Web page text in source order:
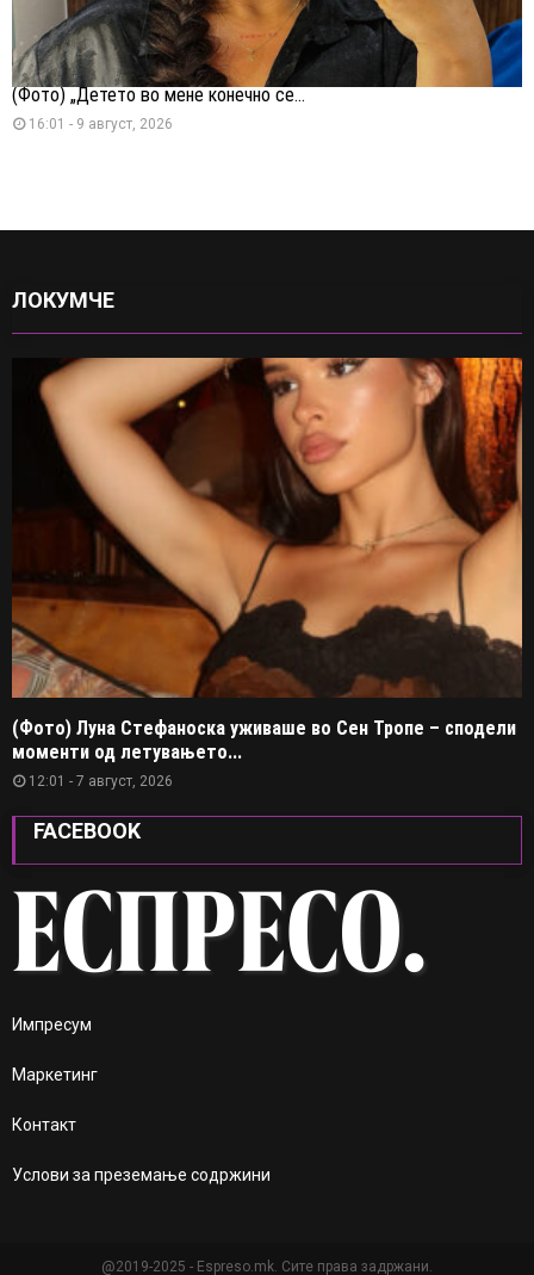
(Фото) „Детето во мене конечно се...
16:01 - 9 август, 2026
ЛОКУМЧЕ
(Фото) Луна Стефаноска уживаше во Сен Тропе – сподели
моменти од летувањето...
12:01 - 7 август, 2026
FACEBOOK
Импресум
Маркетинг
Контакт
Услови за преземање содржини
@2019-2025 - Espreso.mk. Сите права задржани.